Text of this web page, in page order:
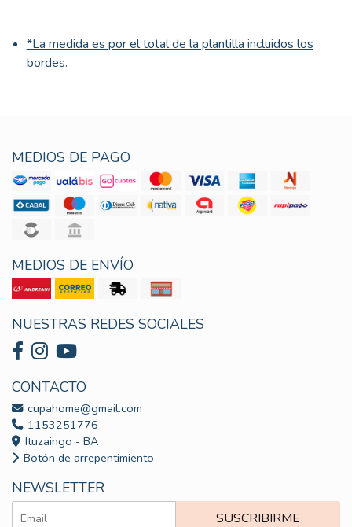
*La medida es por el total de la plantilla incluidos los
bordes.
MEDIOS DE PAGO
MEDIOS DE ENVÍO
NUESTRAS REDES SOCIALES
CONTACTO
cupahome@gmail.com
1153251776
Ituzaingo - BA
Botón de arrepentimiento
NEWSLETTER
SUSCRIBIRME